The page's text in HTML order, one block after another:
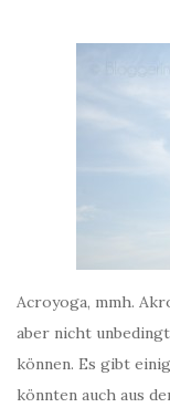
Acroyoga, mmh.
aber nicht
können. Es gibt
könnten auch aus